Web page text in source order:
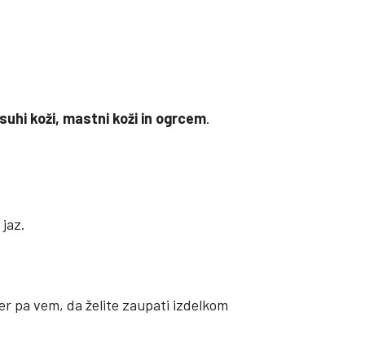
koži, mastni koži in ogrcem.
pa vem, da želite zaupati izdelkom